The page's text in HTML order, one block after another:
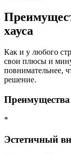
хауса
Как и у любого
свои плюсы и
повнимательнее,
решение.
Преимущества
*
Эстетичный